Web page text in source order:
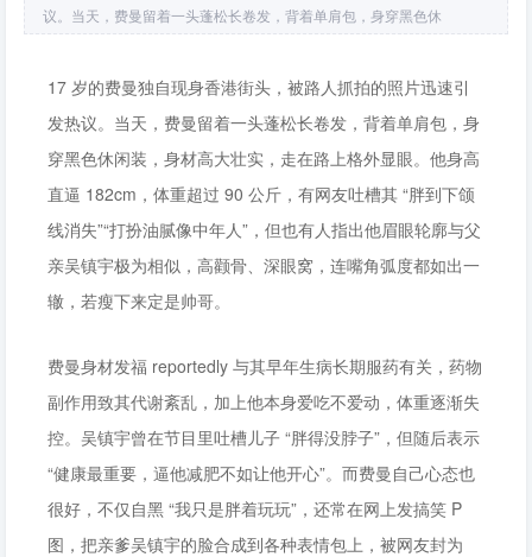
议。当天，费曼留着一头蓬松长卷发，背着单肩包，身穿黑色休
17 岁的费曼独自现身香港街头，被路人抓拍的照片迅速引
发热议。当天，费曼留着一头蓬松长卷发，背着单肩包，身
穿黑色休闲装，身材高大壮实，走在路上格外显眼。他身高
直逼 182cm，体重超过 90 公斤，有网友吐槽其 “胖到下颌
线消失”“打扮油腻像中年人”，但也有人指出他眉眼轮廓与父
亲吴镇宇极为相似，高颧骨、深眼窝，连嘴角弧度都如出一
辙，若瘦下来定是帅哥。
费曼身材发福 reportedly 与其早年生病长期服药有关，药物
副作用致其代谢紊乱，加上他本身爱吃不爱动，体重逐渐失
控。吴镇宇曾在节目里吐槽儿子 “胖得没脖子”，但随后表示
“健康最重要，逼他减肥不如让他开心”。而费曼自己心态也
很好，不仅自黑 “我只是胖着玩玩”，还常在网上发搞笑 P
图，把亲爹吴镇宇的脸合成到各种表情包上，被网友封为